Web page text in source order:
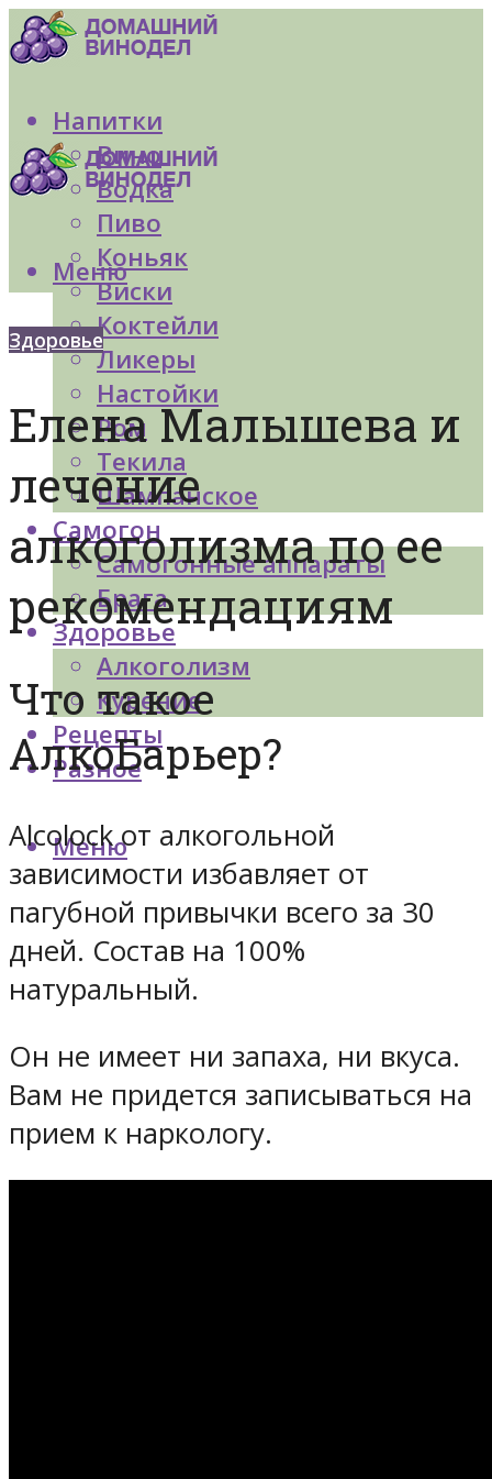
Напитки
Вино
Водка
Пиво
Коньяк
Виски
Коктейли
Ликеры
Настойки
Ром
Текила
Шампанское
Самогон
Самогонные аппараты
Брага
Здоровье
Алкоголизм
Курение
Рецепты
Разное
Меню
Меню
Здоровье
Елена Малышева и
лечение
алкоголизма по ее
рекомендациям
Что такое
АлкоБарьер?
Alcolock от алкогольной
зависимости избавляет от
пагубной привычки всего за 30
дней. Состав на 100%
натуральный.
Он не имеет ни запаха, ни вкуса.
Вам не придется записываться на
прием к наркологу.